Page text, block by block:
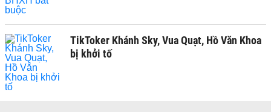
TikToker Khánh Sky, Vua Quạt, Hồ Văn Khoa
bị khởi tố